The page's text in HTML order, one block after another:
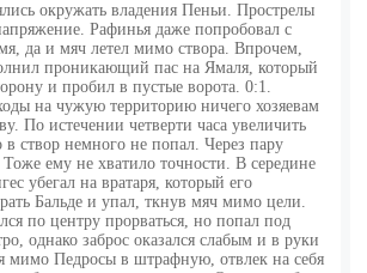
окружать владения Пеньи. Прострелы
Рафинья даже попробовал с
да и мяч летел мимо створа. Впрочем,
проникающий пас на Ямаля, который
и пробил в пустые ворота. 0:1.
на чужую территорию ничего хозяевам
По истечении четверти часа увеличить
створ немного не попал. Через пару
ему не хватило точности. В середине
убегал на вратаря, который его
Бальде и упал, ткнув мяч мимо цели.
по центру прорваться, но попал под
однако заброс оказался слабым и в руки
мимо Педросы в штрафную, отвлек на себя